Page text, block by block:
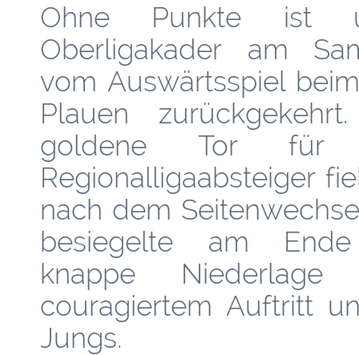
Ohne Punkte ist
Oberligakader am
vom Auswärtsspiel
Plauen
goldene Tor für
Regionalligaabsteiger
nach dem
besiegelte am
knappe Niederlage
couragiertem Auftritt
Jungs.